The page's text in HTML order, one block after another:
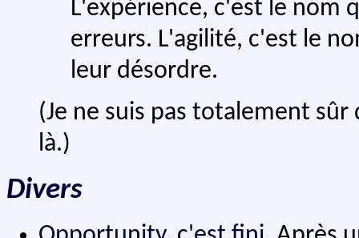
L'expérience, c'est le nom
erreurs. L'agilité, c'est le
leur désordre.
(Je ne suis pas totalement
là.)
Divers